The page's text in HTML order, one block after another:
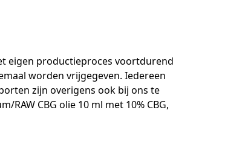
eigen productieproces voortdurend
worden vrijgegeven. Iedereen
zijn overigens ook bij ons te
CBG olie 10 ml met 10% CBG,